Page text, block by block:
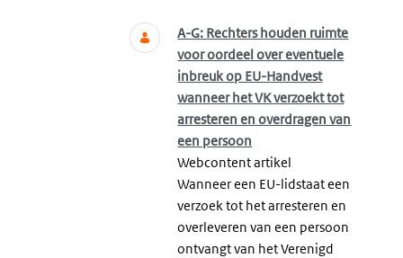
A-G: Rechters houden ruimte
voor oordeel over eventuele
inbreuk op EU-Handvest
wanneer het VK verzoekt tot
arresteren en overdragen van
een persoon
Webcontent artikel
Wanneer een EU-lidstaat een
verzoek tot het arresteren en
overleveren van een persoon
ontvangt van het Verenigd